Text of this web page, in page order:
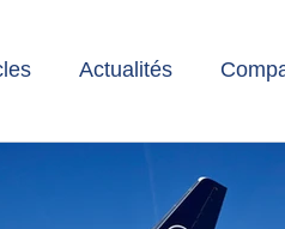
Actualités